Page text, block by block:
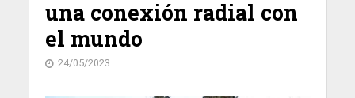
una conexión radial con
el mundo
24/05/2023